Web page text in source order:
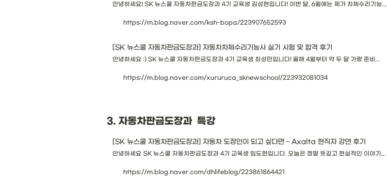
안녕하세요! SK 뉴스쿨 자동차판금도장과 4기 교육생 김성현입니다! 이번 달, 6월에는 제가 차체수리기능...
https://m.blog.naver.com/ksh-bopa/223907652593
[SK 뉴스쿨 자동차판금도장과] 자동차차체수리기능사 실기 시험 및 합격 후기
안녕하세요 :) SK 뉴스쿨 자동차판금도장과 4기 교육생 최성민입니다! 올해 4월부터 약 두 달 가량 준비...
https://m.blog.naver.com/xururuca_sknewschool/223932081034
3. 자동차판금도장과  특강
[SK 뉴스쿨 자동차판금도장과] 자동차 도장인이 되고 싶다면 – Axalta 현직자 강연 후기
안녕하세요 SK 뉴스쿨 자동차판금도장과 4기 교육생 임도현입니다. 오늘은 정말 뜻깊고 현실적인 이야기...
https://m.blog.naver.com/dhlifeblog/223861864421